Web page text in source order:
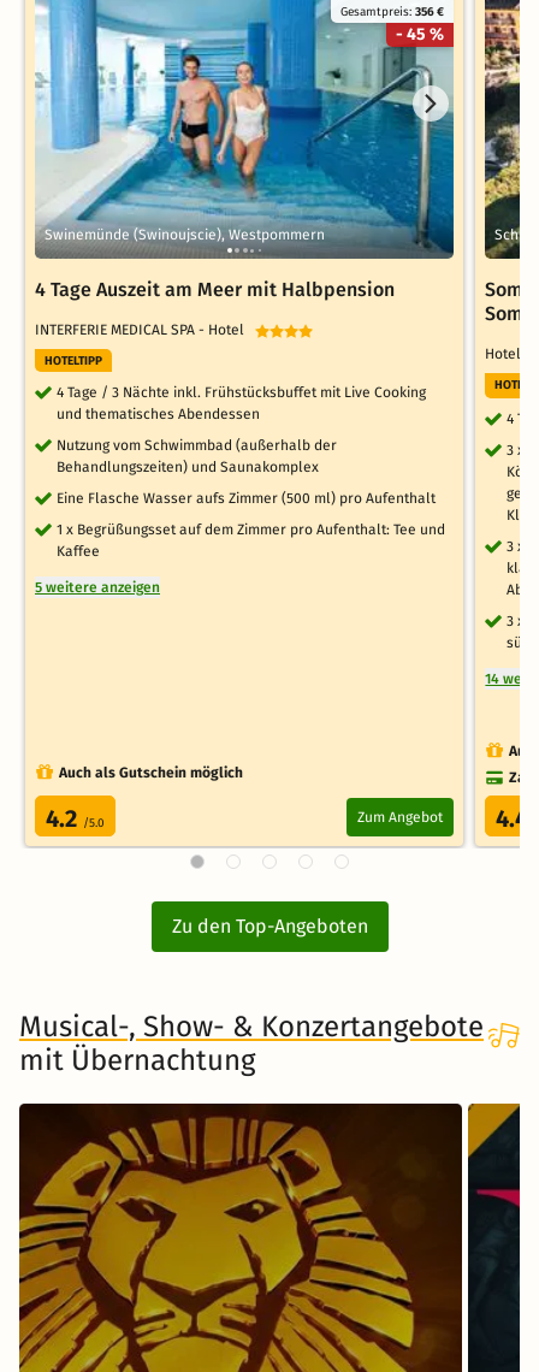
Gesamtpreis:356 €
- 45 %
Swinemünde (Swinoujscie), Westpommern
4 Tage Auszeit am Meer mit Halbpension
INTERFERIE MEDICAL SPA - Hotel
HOTELTIPP
4 Tage / 3 Nächte inkl. Frühstücksbuffet mit Live Cooking
und thematisches Abendessen
Nutzung vom Schwimmbad (außerhalb der
Behandlungszeiten) und Saunakomplex
Eine Flasche Wasser aufs Zimmer (500 ml) pro Aufenthalt
1 x Begrüßungsset auf dem Zimmer pro Aufenthalt: Tee und
Kaffee
5 weitere anzeigen
Auch als Gutschein möglich
4.2 /5.0 Zum Angebot
Hotel
4
3 x
3 x
3 x
14
4.4
Zu den Top-Angeboten
Musical-, Show- & Konzertangebote
mit Übernachtung